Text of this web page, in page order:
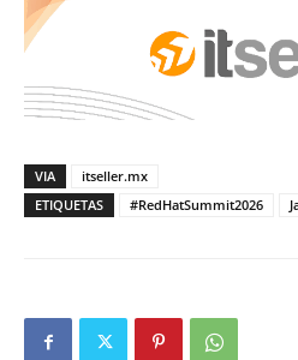
VIA
itseller.mx
ETIQUETAS
#RedHatSummit2026